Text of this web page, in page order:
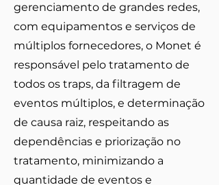
gerenciamento de grandes redes,
com equipamentos e serviços de
múltiplos fornecedores, o Monet é
responsável pelo tratamento de
todos os traps, da filtragem de
eventos múltiplos, e determinação
de causa raiz, respeitando as
dependências e priorização no
tratamento, minimizando a
quantidade de eventos e